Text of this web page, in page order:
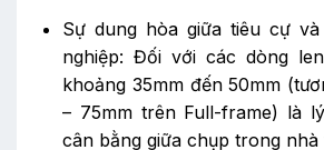
Sự dung hòa giữa tiêu cự
nghiệp: Đối với các dòng
khoảng 35mm đến 50mm
– 75mm trên Full-frame) là
cân bằng giữa chụp trong nhà